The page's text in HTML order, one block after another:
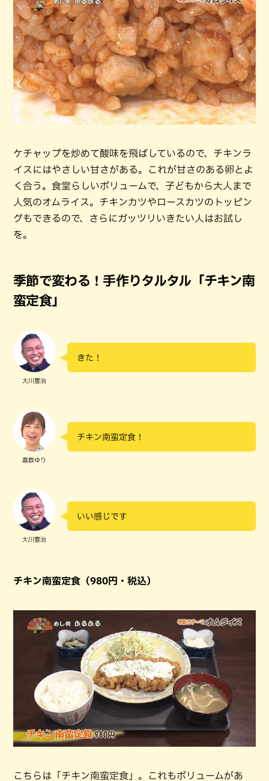
ケチャップを炒めて酸味を飛ばしているので、チキンラ
イスにはやさしい甘さがある。これが甘さのある卵とよ
く合う。食堂らしいボリュームで、子どもから大人まで
人気のオムライス。チキンカツやロースカツのトッピン
グもできるので、さらにガッツリいきたい人はお試し
を。
季節で変わる！手作りタルタル「チキン南
蛮定食」
大川豊治
きた！
嘉数ゆり
チキン南蛮定食！
大川豊治
いい感じです
チキン南蛮定食（980円・税込）
こちらは「チキン南蛮定食」。これもボリュームがあ